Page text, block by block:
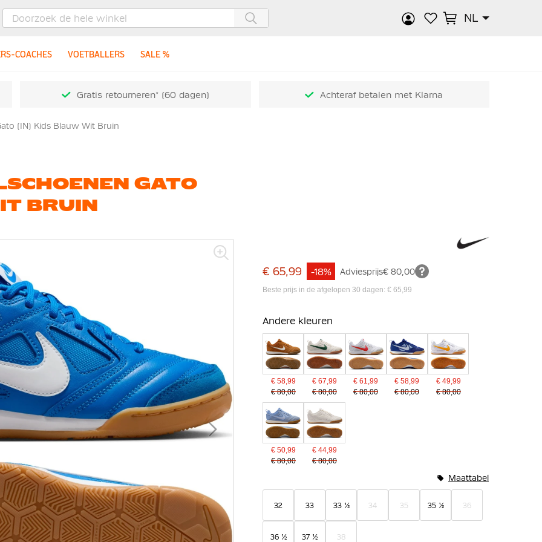
NL
COACHES VOETBALLERS SALE %
Gratis retourneren* (60 dagen) Achteraf betalen met Klarna
(IN) Kids Blauw Wit Bruin
GATO
BRUIN
€ 65,99 Adviesprijs€ 80,00
-18%
Beste prijs in de afgelopen 30 dagen: € 65,99
Andere kleuren
€ 58,99
€ 80,00
€ 67,99
€ 80,00
€ 61,99
€ 80,00
€ 58,99
€ 80,00
€ 49,99
€ 80,00
€ 50,99
€ 80,00
€ 44,99
€ 80,00
32 33 33 ½ 34 35 35 ½ 36
36 ½ 37 ½ 38
Maattabel